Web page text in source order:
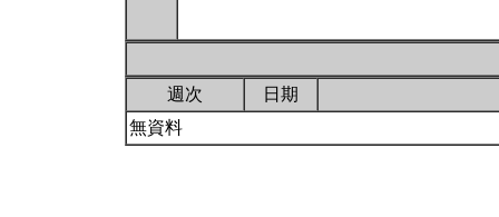
週次
日期
無資料